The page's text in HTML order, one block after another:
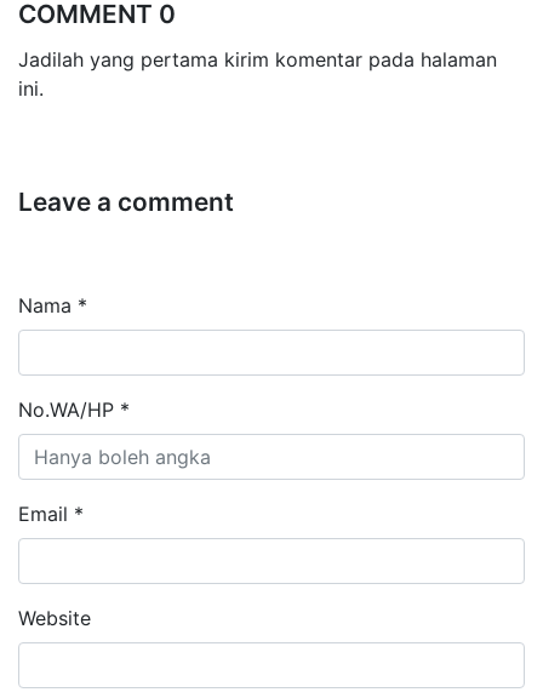
COMMENT 0
Jadilah yang pertama kirim komentar pada halaman
ini.
Leave a comment
Nama *
No.WA/HP *
Email *
Website